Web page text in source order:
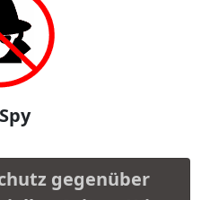
gegenüber